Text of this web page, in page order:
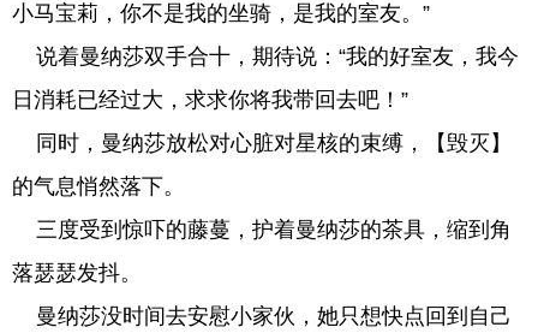
小马宝莉，你不是我的坐骑，是我的室友。”
说着曼纳莎双手合十，期待说：“我的好室友，我今
日消耗已经过大，求求你将我带回去吧！”
同时，曼纳莎放松对心脏对星核的束缚，【毁灭】
的气息悄然落下。
三度受到惊吓的藤蔓，护着曼纳莎的茶具，缩到角
落瑟瑟发抖。
曼纳莎没时间去安慰小家伙，她只想快点回到自己